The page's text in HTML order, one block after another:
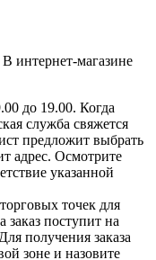
интернет-магазине
до 19.00. Когда
служба свяжется
предложит выбрать
адрес. Осмотрите
указанной
точек для
заказ поступит на
получения заказа
зоне и назовите